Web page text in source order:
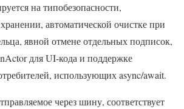
на типобезопасности,
автоматической очистке при
явной отмене отдельных подписок,
для UI-кода и поддержке
использующих async/await.
через шину, соответствует